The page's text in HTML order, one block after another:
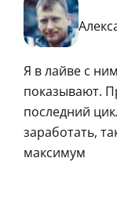
Я в лайве с
показывают.
последний
заработать,
максимум